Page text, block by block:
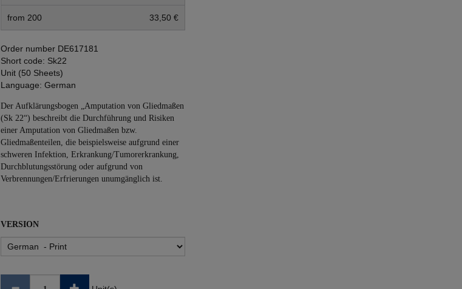
from 200 33,50 €
Order number DE617181
Short code: Sk22
Unit (50 Sheets)
Language: German
Der Aufklärungsbogen „Amputation von Gliedmaßen
(Sk 22“) beschreibt die Durchführung und Risiken
einer Amputation von Gliedmaßen bzw.
Gliedmaßenteilen, die beispielsweise aufgrund einer
schweren Infektion, Erkrankung/Tumorerkrankung,
Durchblutungsstörung oder aufgrund von
Verbrennungen/Erfrierungen unumgänglich ist.
VERSION